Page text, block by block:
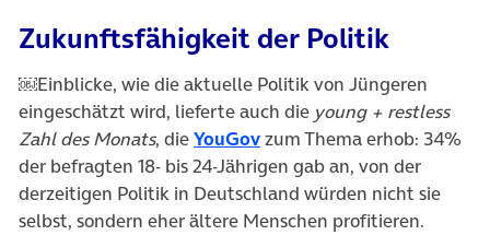
Zukunftsfähigkeit der Politik
￼Einblicke, wie die aktuelle Politik von Jüngeren
eingeschätzt wird, lieferte auch die young + restless
Zahl des Monats, dieYouGovzum Thema erhob: 34%
der befragten 18- bis 24-Jährigen gab an, von der
derzeitigen Politik in Deutschland würden nicht sie
selbst, sondern eher ältere Menschen profitieren.